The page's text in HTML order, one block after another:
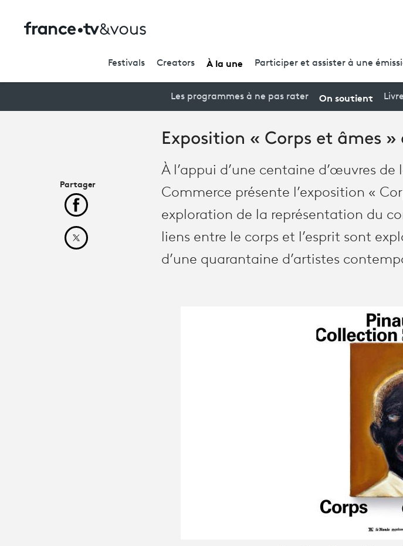
Festivals Creators À la une Participer et assister à une
Les programmes à ne pas rater On soutient
Exposition « Corps et âmes
À l’appui d’une centaine d’œuvres
Commerce présente l’exposition «
exploration de la représentation du
liens entre le corps et l’esprit sont
d’une quarantaine d’artistes
Partager
Partager cet article sur Facebook
Partager cet article sur X